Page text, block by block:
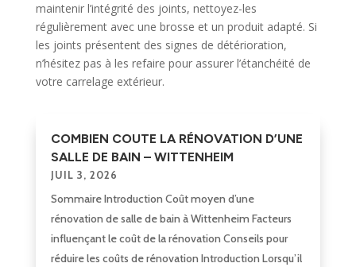
maintenir l’intégrité des joints, nettoyez-les
régulièrement avec une brosse et un produit adapté. Si
les joints présentent des signes de détérioration,
n’hésitez pas à les refaire pour assurer l’étanchéité de
votre carrelage extérieur.
COMBIEN COUTE LA RÉNOVATION D’UNE
SALLE DE BAIN – WITTENHEIM
JUIL 3, 2026
Sommaire Introduction Coût moyen d’une
rénovation de salle de bain à Wittenheim Facteurs
influençant le coût de la rénovation Conseils pour
réduire les coûts de rénovation Introduction Lorsqu’il